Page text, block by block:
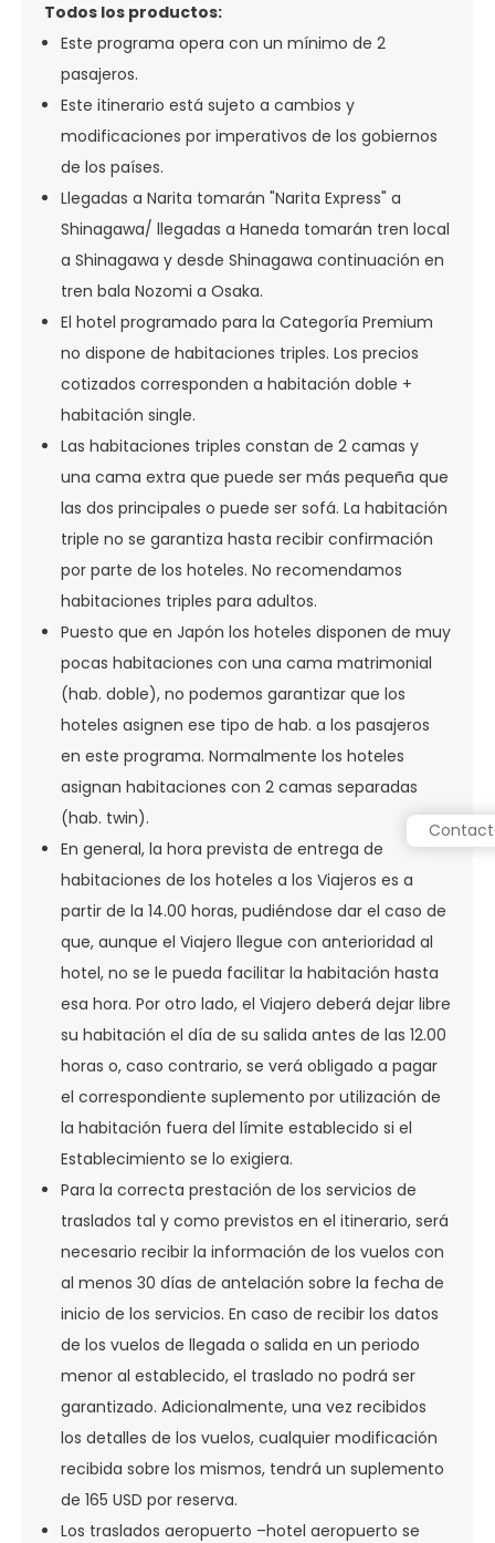
Todos los productos:
Este programa opera con un mínimo de 2
pasajeros.
Este itinerario está sujeto a cambios y
modificaciones por imperativos de los gobiernos
de los países.
Llegadas a Narita tomarán "Narita Express" a
Shinagawa/ llegadas a Haneda tomarán tren local
a Shinagawa y desde Shinagawa continuación en
tren bala Nozomi a Osaka.
El hotel programado para la Categoría Premium
no dispone de habitaciones triples. Los precios
cotizados corresponden a habitación doble +
habitación single.
Las habitaciones triples constan de 2 camas y
una cama extra que puede ser más pequeña que
las dos principales o puede ser sofá. La habitación
triple no se garantiza hasta recibir confirmación
por parte de los hoteles. No recomendamos
habitaciones triples para adultos.
Puesto que en Japón los hoteles disponen de muy
pocas habitaciones con una cama matrimonial
(hab. doble), no podemos garantizar que los
hoteles asignen ese tipo de hab. a los pasajeros
en este programa. Normalmente los hoteles
asignan habitaciones con 2 camas separadas
(hab. twin).
En general, la hora prevista de entrega de
habitaciones de los hoteles a los Viajeros es a
partir de la 14.00 horas, pudiéndose dar el caso de
que, aunque el Viajero llegue con anterioridad al
hotel, no se le pueda facilitar la habitación hasta
esa hora. Por otro lado, el Viajero deberá dejar libre
su habitación el día de su salida antes de las 12.00
horas o, caso contrario, se verá obligado a pagar
el correspondiente suplemento por utilización de
la habitación fuera del límite establecido si el
Establecimiento se lo exigiera.
Para la correcta prestación de los servicios de
traslados tal y como previstos en el itinerario, será
necesario recibir la información de los vuelos con
al menos 30 días de antelación sobre la fecha de
inicio de los servicios. En caso de recibir los datos
de los vuelos de llegada o salida en un periodo
menor al establecido, el traslado no podrá ser
garantizado. Adicionalmente, una vez recibidos
los detalles de los vuelos, cualquier modificación
recibida sobre los mismos, tendrá un suplemento
de 165 USD por reserva.
Los traslados aeropuerto –hotel aeropuerto se